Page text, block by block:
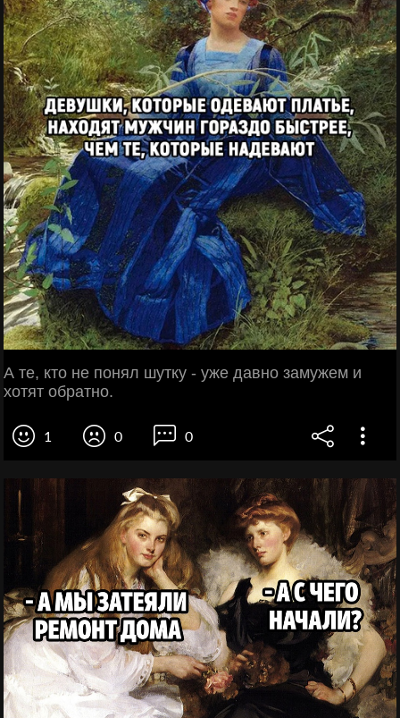
А те, кто не понял шутку - уже давно замужем и
хотят обратно.
1 0 0